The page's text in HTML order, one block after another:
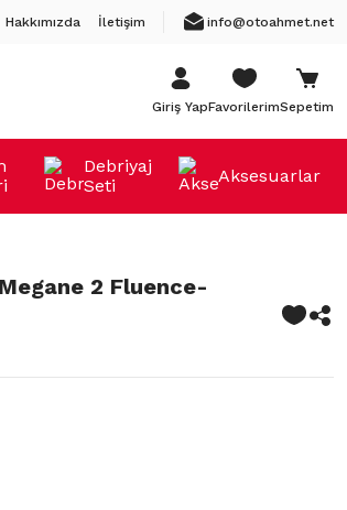
Hakkımızda İletişim info@otoahmet.net
Giriş YapFavorilerimSepetim
Debriyaj
Seti
Aksesuarlar
2 Fluence-